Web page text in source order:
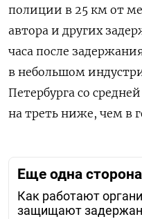
полиции в 25 км от
автора и других
часа после
в небольшом
Петербурга со
на треть ниже, чем в
Еще одна
Как работают
защищают